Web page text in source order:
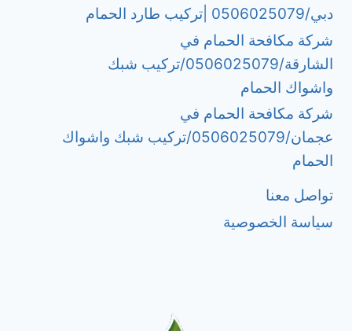
دبي/0506025079 |تركيب طارد الحمام
شركة مكافحة الحمام في
الشارقة/0506025079/تركيب شبك
واشواك الحمام
شركة مكافحة الحمام في
عجمان/0506025079/تركيب شبك واشواك
الحمام
تواصل معنا
سياسة الخصوصية